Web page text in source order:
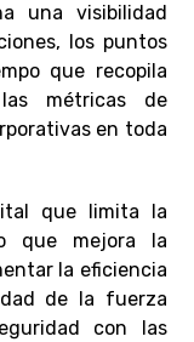
una visibilidad
los puntos
que recopila
métricas de
en toda
que limita la
que mejora la
la eficiencia
de la fuerza
con las